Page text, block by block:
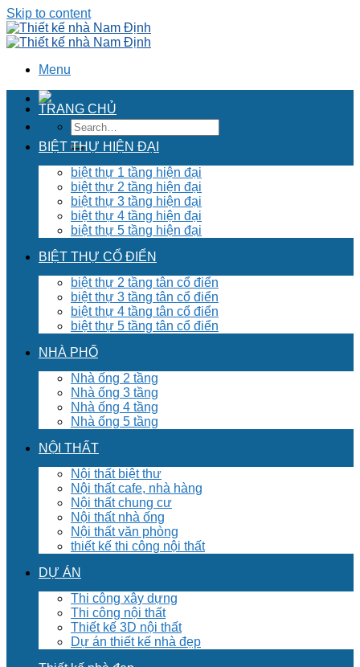
Skip to content
Menu
TRANG CHỦ
BIỆT THỰ HIỆN ĐẠI
biệt thự 1 tầng hiện đại
biệt thự 2 tầng hiện đại
biệt thự 3 tầng hiện đại
biệt thự 4 tầng hiện đại
biệt thự 5 tầng hiện đại
BIỆT THỰ CỔ ĐIỂN
biệt thự 2 tầng tân cổ điển
biệt thự 3 tầng tân cổ điển
biệt thự 4 tầng tân cổ điển
biệt thự 5 tầng tân cổ điển
NHÀ PHỐ
Nhà ống 2 tầng
Nhà ống 3 tầng
Nhà ống 4 tầng
Nhà ống 5 tầng
NỘI THẤT
Nội thất biệt thư
Nội thất cafe, nhà hàng
Nội thất chung cư
Nội thất nhà ống
Nội thất văn phòng
thiết kế thi công nội thất
DỰ ÁN
Thi công xây dựng
Thi công nội thất
Thiết kế 3D nội thất
Dự án thiết kế nhà đẹp